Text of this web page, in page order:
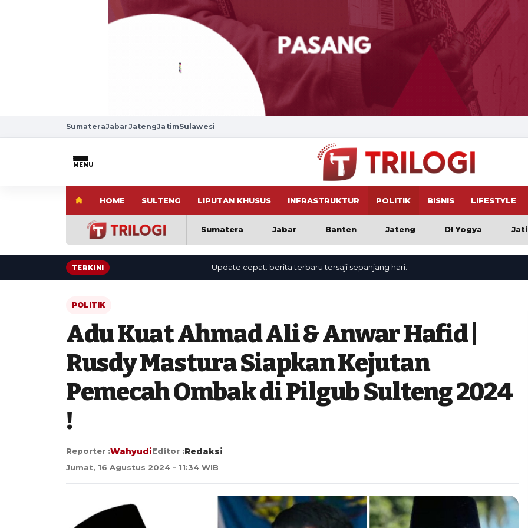
SumateraJabarJatengJatimSulawesi
MENU
HOME SULTENG LIPUTAN KHUSUS INFRASTRUKTUR POLITIK BISNIS LIFESTYLE
Sumatera Jabar Banten Jateng DI Yogya
TERKINI Update cepat: berita terbaru tersaji sepanjang hari.
POLITIK
Adu Kuat Ahmad Ali & Anwar Hafid |
Rusdy Mastura Siapkan Kejutan
Pemecah Ombak di Pilgub Sulteng 2024
!
Reporter :WahyudiEditor :Redaksi
Jumat, 16 Agustus 2024 - 11:34 WIB